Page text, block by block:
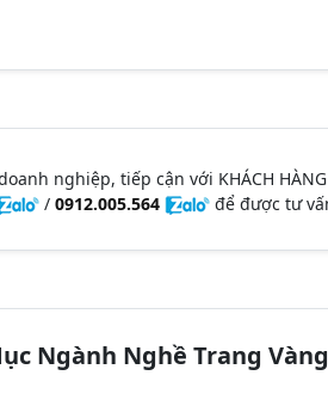
nghiệp, tiếp cận với KHÁCH
/ 0912.005.564 để được tư
Ngành Nghề Trang Vàng